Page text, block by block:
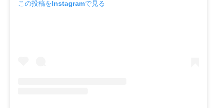
この投稿をInstagramで見る